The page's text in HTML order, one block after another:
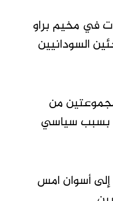
في مخيم براو
السودانيين
من
بسبب سياسي
إلى أسوان امس